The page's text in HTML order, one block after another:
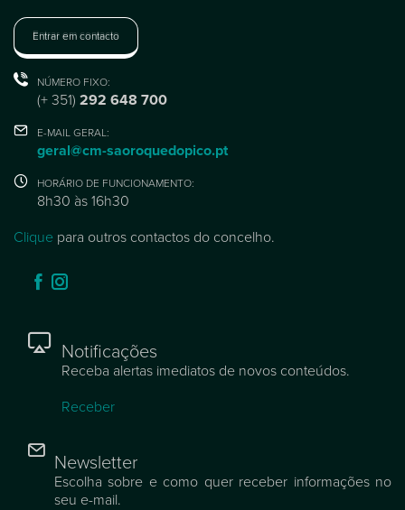
Entrar em contacto
NÚMERO FIXO:
(+ 351) 292 648 700
E-MAIL GERAL:
geral@cm-saoroquedopico.pt
HORÁRIO DE FUNCIONAMENTO:
8h30 às 16h30
Clique para outros contactos do concelho.
Notificações
Receba alertas imediatos de novos conteúdos.
Receber
Newsletter
Escolha sobre e como quer receber informações no
seu e-mail.